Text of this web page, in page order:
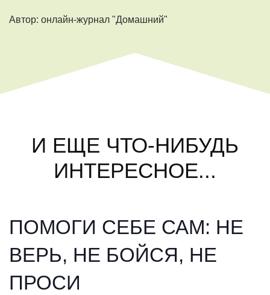
Автор: онлайн-журнал "Домашний"
И ЕЩЕ ЧТО-НИБУДЬ
ИНТЕРЕСНОЕ...
ПОМОГИ СЕБЕ САМ: НЕ
ВЕРЬ, НЕ БОЙСЯ, НЕ
ПРОСИ